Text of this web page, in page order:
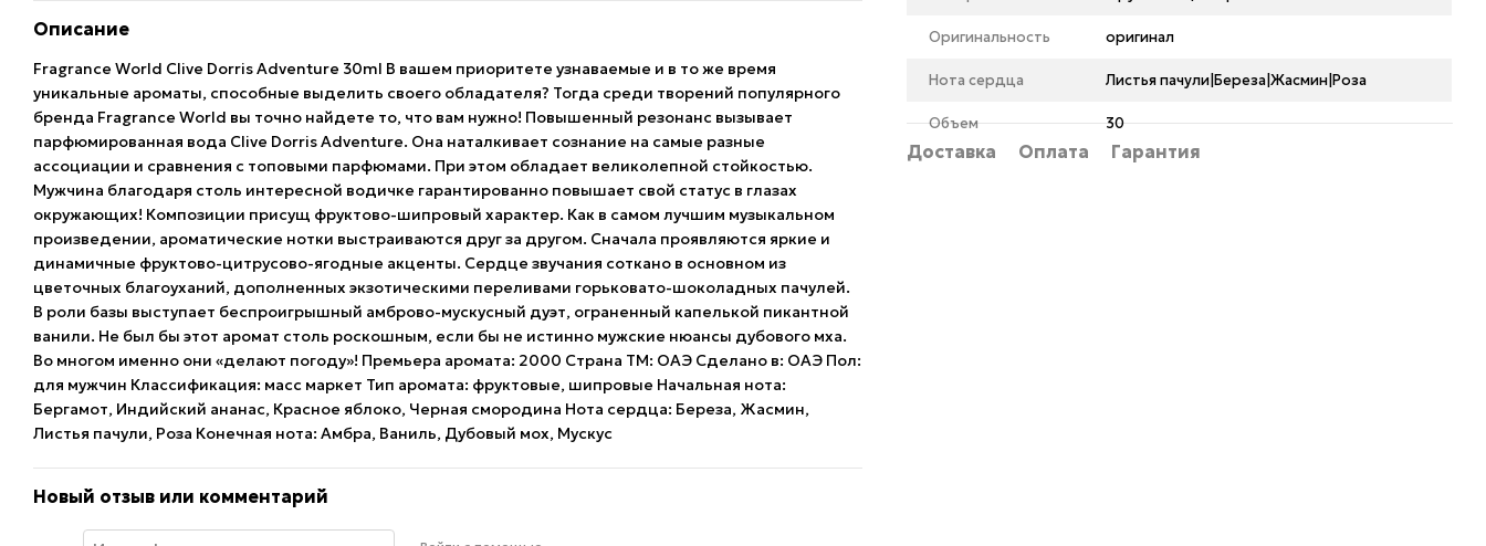
Описание
Fragrance World Clive Dorris Adventure 30ml В вашем приоритете узнаваемые и в то же время
уникальные ароматы, способные выделить своего обладателя? Тогда среди творений популярного
бренда Fragrance World вы точно найдете то, что вам нужно! Повышенный резонанс вызывает
парфюмированная вода Clive Dorris Adventure. Она наталкивает сознание на самые разные
ассоциации и сравнения с топовыми парфюмами. При этом обладает великолепной стойкостью.
Мужчина благодаря столь интересной водичке гарантированно повышает свой статус в глазах
окружающих! Композиции присущ фруктово-шипровый характер. Как в самом лучшим музыкальном
произведении, ароматические нотки выстраиваются друг за другом. Сначала проявляются яркие и
динамичные фруктово-цитрусово-ягодные акценты. Сердце звучания соткано в основном из
цветочных благоуханий, дополненных экзотическими переливами горьковато-шоколадных пачулей.
В роли базы выступает беспроигрышный амброво-мускусный дуэт, ограненный капелькой пикантной
ванили. Не был бы этот аромат столь роскошным, если бы не истинно мужские нюансы дубового мха.
Во многом именно они «делают погоду»! Премьера аромата: 2000 Страна ТМ: ОАЭ Сделано в: ОАЭ Пол:
для мужчин Классификация: масс маркет Тип аромата: фруктовые, шипровые Начальная нота:
Бергамот, Индийский ананас, Красное яблоко, Черная смородина Нота сердца: Береза, Жасмин,
Листья пачули, Роза Конечная нота: Амбра, Ваниль, Дубовый мох, Мускус
Новый отзыв или комментарий
Оригинальность оригинал
Нота сердца Листья пачули|Береза|Жасмин|Роза
Объем 30
Доставка Оплата Гарантия